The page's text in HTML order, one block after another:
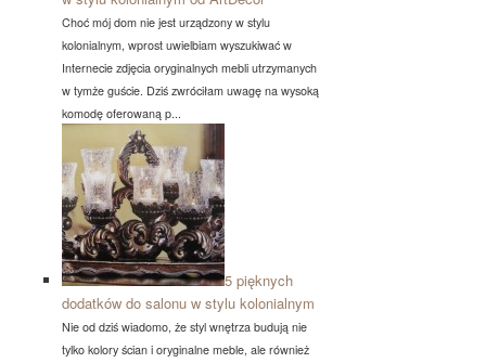
Choć mój dom nie jest urządzony w stylu
kolonialnym, wprost uwielbiam wyszukiwać w
Internecie zdjęcia oryginalnych mebli utrzymanych
w tymże guście. Dziś zwróciłam uwagę na wysoką
komodę oferowaną p...
5 pięknych
dodatków do salonu w stylu kolonialnym
Nie od dziś wiadomo, że styl wnętrza budują nie
tylko kolory ścian i oryginalne meble, ale również